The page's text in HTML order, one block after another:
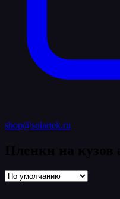
shop@solartek.ru